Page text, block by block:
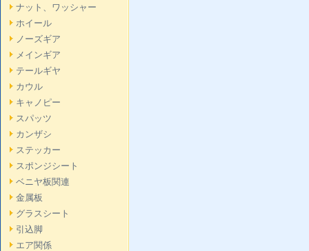
ナット、ワッシャー
ホイール
ノーズギア
メインギア
テールギヤ
カウル
キャノピー
スパッツ
カンザシ
ステッカー
スポンジシート
ベニヤ板関連
金属板
グラスシート
引込脚
エア関係